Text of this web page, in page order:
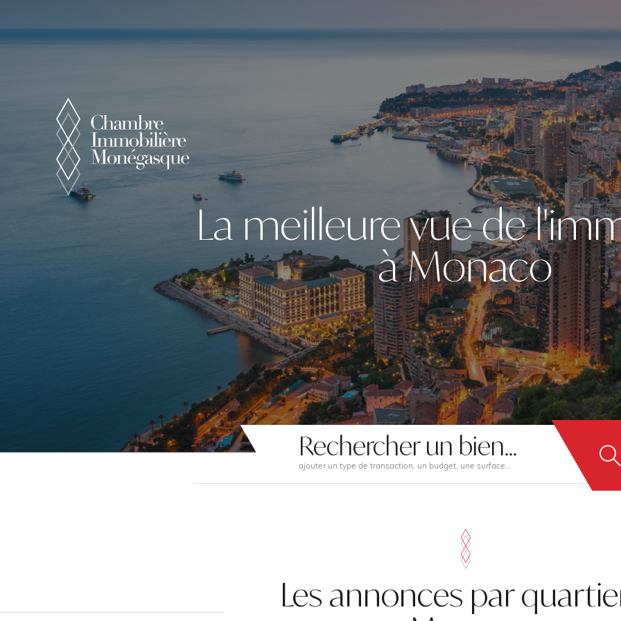
La meilleure vue de
à Monaco
Rechercher un bien...
ajouter un type de transaction, un budget, une surface…
Les annonces par